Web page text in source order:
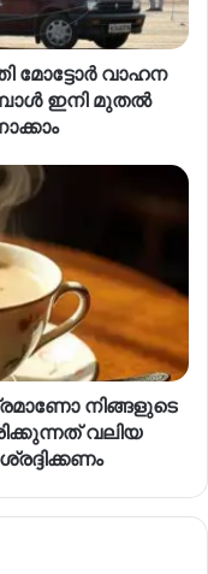
മോട്ടോർ വാഹന
ഇനി മുതൽ
നിങ്ങളുടെ
വലിയ